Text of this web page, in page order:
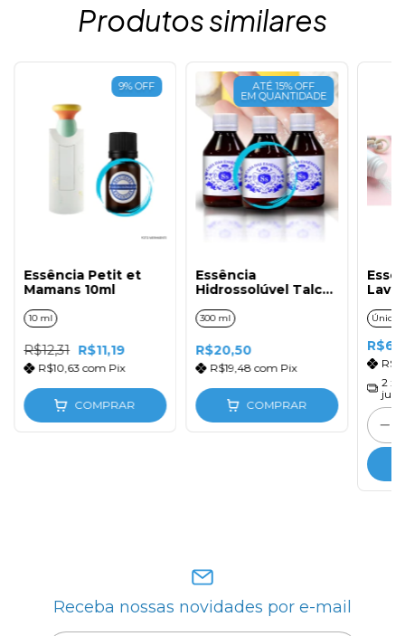
Produtos similares
9%OFF
Essência Petit et
Mamans 10ml
10 ml
R$12,31 R$11,19
R$10,63 com Pix
COMPRAR
ATÉ 15% OFF
EM QUANTIDADE
Essência
Hidrossolúvel Talco
300 ml
R$20,50
R$19,48com Pix
COMPRAR
Único
2 x
Receba nossas novidades por e-mail